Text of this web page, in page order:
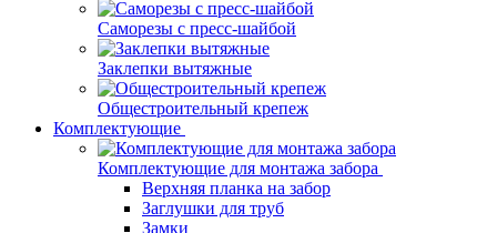
Саморезы с пресс-шайбой
Заклепки вытяжные
Общестроительный крепеж
Комплектующие
Комплектующие для монтажа забора
Верхняя планка на забор
Заглушки для труб
Замки